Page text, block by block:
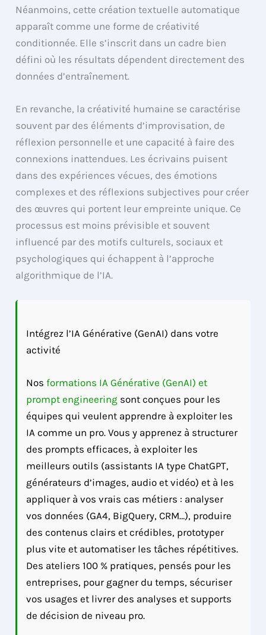
Néanmoins, cette création textuelle automatique
apparaît comme une forme de créativité
conditionnée. Elle s’inscrit dans un cadre bien
défini où les résultats dépendent directement des
données d’entraînement.
En revanche, la créativité humaine se caractérise
souvent par des éléments d’improvisation, de
réflexion personnelle et une capacité à faire des
connexions inattendues. Les écrivains puisent
dans des expériences vécues, des émotions
complexes et des réflexions subjectives pour créer
des œuvres qui portent leur empreinte unique. Ce
processus est moins prévisible et souvent
influencé par des motifs culturels, sociaux et
psychologiques qui échappent à l’approche
algorithmique de l’IA.
Intégrez l’IA Générative (GenAI) dans votre
activité
Nosformations IA Générative (GenAI) et
prompt engineering sont conçues pour les
équipes qui veulent apprendre à exploiter les
IA comme un pro. Vous y apprenez à structurer
des prompts efficaces, à exploiter les
meilleurs outils (assistants IA type ChatGPT,
générateurs d’images, audio et vidéo) et à les
appliquer à vos vrais cas métiers : analyser
vos données (GA4, BigQuery, CRM…), produire
des contenus clairs et crédibles, prototyper
plus vite et automatiser les tâches répétitives.
Des ateliers 100 % pratiques, pensés pour les
entreprises, pour gagner du temps, sécuriser
vos usages et livrer des analyses et supports
de décision de niveau pro.